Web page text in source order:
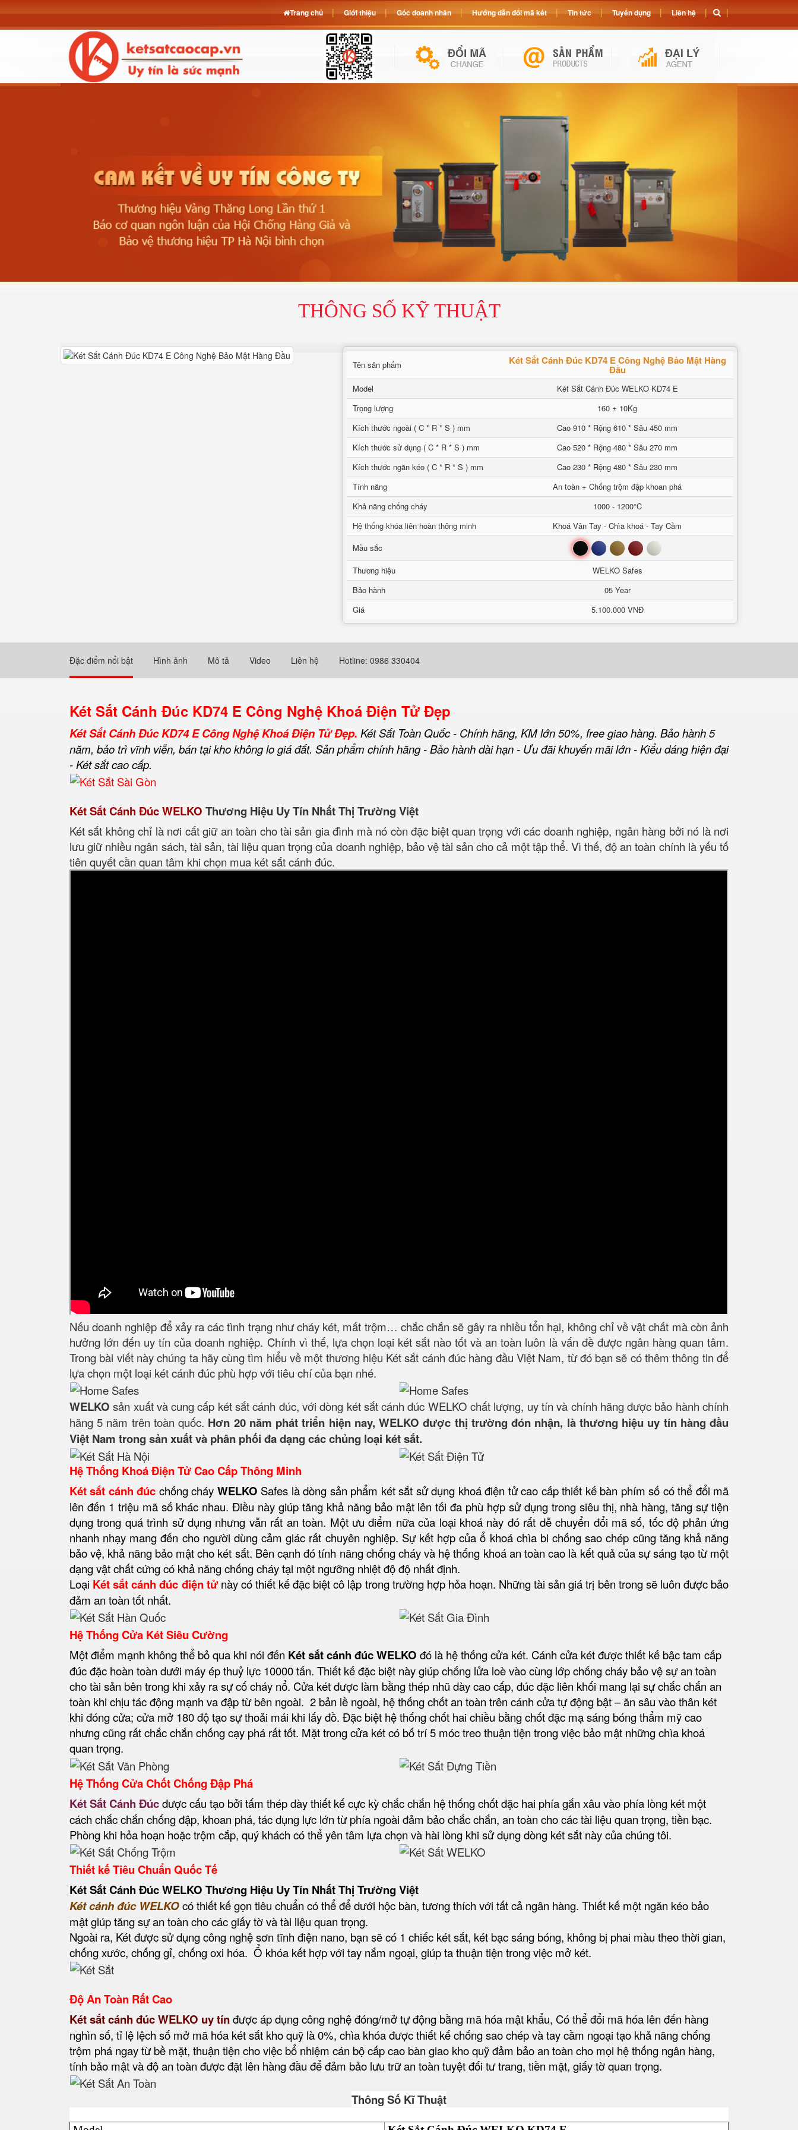
THÔNG SỐ KỸ THUẬT
Tên sản phẩm Két Sắt Cánh Đúc KD74 E Công Nghệ Bảo Mật Hàng
Đầu
Model
Két Sắt Cánh Đúc WELKO KD74 E
Trọng lượng
160 ± 10Kg
Kích thước ngoài ( C * R * S ) mm
Cao 910 * Rộng 610 * Sâu 450 mm
Kích thước sử dụng ( C * R * S ) mm
Cao 520 * Rộng 480 * Sâu 270 mm
Kích thước ngăn kéo ( C * R * S ) mm
Cao 230 * Rộng 480 * Sâu 230 mm
Tính năng
An toàn + Chống trộm đập khoan phá
Khả năng chống cháy
1000 - 1200°C
Hệ thống khóa liên hoàn thông minh
Khoá Vân Tay - Chìa khoá - Tay Cầm
Mầu sắc
Đen Xanh Nâu Đỏ Trắng
Thương hiệu
WELKO Safes
Bảo hành
05 Year
Giá
5.100.000 VNĐ
Đặc điểm nổi bật Hình ảnh Mô tả Video Liên hệ Hotline: 0986 330404
Két Sắt Cánh Đúc KD74 E Công Nghệ Khoá Điện Tử Đẹp
Két Sắt Cánh Đúc KD74 E Công Nghệ Khoá Điện Tử Đẹp. Két Sắt Toàn Quốc - Chính hãng, KM lớn 50%, free giao hàng. Bảo hành 5
năm, bảo trì vĩnh viễn, bán tại kho không lo giá đắt. Sản phẩm chính hãng - Bảo hành dài hạn - Ưu đãi khuyến mãi lớn - Kiểu dáng hiện đại
- Két sắt cao cấp.
Két Sắt Cánh Đúc WELKO Thương Hiệu Uy Tín Nhất Thị Trường Việt
Két sắt không chỉ là nơi cất giữ an toàn cho tài sản gia đình mà nó còn đặc biệt quan trọng với các doanh nghiệp, ngân hàng bởi nó là nơi
lưu giữ nhiều ngân sách, tài sản, tài liệu quan trọng của doanh nghiệp, bảo vệ tài sản cho cả một tập thể. Vì thế, độ an toàn chính là yếu tố
tiên quyết cần quan tâm khi chọn mua két sắt cánh đúc.
Nếu doanh nghiệp để xảy ra các tình trạng như cháy két, mất trộm… chắc chắn sẽ gây ra nhiều tổn hại, không chỉ về vật chất mà còn ảnh
hưởng lớn đến uy tín của doanh nghiệp. Chính vì thế, lựa chọn loại két sắt nào tốt và an toàn luôn là vấn đề được ngân hàng quan tâm.
Trong bài viết này chúng ta hãy cùng tìm hiểu về một thương hiệu Két sắt cánh đúc hàng đầu Việt Nam, từ đó bạn sẽ có thêm thông tin để
lựa chọn một loại két cánh đúc phù hợp với tiêu chí của bạn nhé.
WELKO sản xuất và cung cấp két sắt cánh đúc, với dòng két sắt cánh đúc WELKO chất lượng, uy tín và chính hãng được bảo hành chính
hãng 5 năm trên toàn quốc. Hơn 20 năm phát triển hiện nay, WELKO được thị trường đón nhận, là thương hiệu uy tín hàng đầu
Việt Nam trong sản xuất và phân phối đa dạng các chủng loại két sắt.
Hệ Thống Khoá Điện Tử Cao Cấp Thông Minh
Két sắt cánh đúc chống cháy WELKO Safes là dòng sản phẩm két sắt sử dụng khoá điện tử cao cấp thiết kế bàn phím số có thể đổi mã
lên đến 1 triệu mã số khác nhau. Điều này giúp tăng khả năng bảo mật lên tối đa phù hợp sử dụng trong siêu thị, nhà hàng, tăng sự tiện
dụng trong quá trình sử dụng nhưng vẫn rất an toàn. Một ưu điểm nữa của loại khoá này đó rất dễ chuyển đổi mã số, tốc độ phản ứng
nhanh nhạy mang đến cho người dùng cảm giác rất chuyên nghiệp. Sự kết hợp của ổ khoá chìa bi chống sao chép cũng tăng khả năng
bảo vệ, khả năng bảo mật cho két sắt. Bên cạnh đó tính năng chống cháy và hệ thống khoá an toàn cao là kết quả của sự sáng tạo từ một
dạng vật chất cứng có khả năng chống cháy tại một ngưỡng nhiệt độ độ nhất định.
Loại Két sắt cánh đúc điện tửnày có thiết kế đặc biệt cô lập trong trường hợp hỏa hoạn. Những tài sản giá trị bên trong sẽ luôn được bảo
đảm an toàn tốt nhất.
Hệ Thống Cửa Két Siêu Cường
Một điểm mạnh không thể bỏ qua khi nói đến Két sắt cánh đúc WELKO đó là hệ thống cửa két. Cánh cửa két được thiết kế bậc tam cấp
đúc đặc hoàn toàn dưới máy ép thuỷ lực 10000 tấn. Thiết kế đặc biệt này giúp chống lửa loè vào cùng lớp chống cháy bảo vệ sự an toàn
cho tài sản bên trong khi xảy ra sự cố cháy nổ. Cửa két được làm bằng thép nhũ dày cao cấp, đúc đặc liên khối mang lại sự chắc chắn an
toàn khi chịu tác động mạnh va đập từ bên ngoài. 2 bản lề ngoài, hệ thống chốt an toàn trên cánh cửa tự động bật – ăn sâu vào thân két
khi đóng cửa; cửa mở 180 độ tạo sự thoải mái khi lấy đồ. Đặc biệt hệ thống chốt hai chiều bằng chốt đặc mạ sáng bóng thẩm mỹ cao
nhưng cũng rất chắc chắn chống cạy phá rất tốt. Mặt trong cửa két có bố trí 5 móc treo thuận tiện trong việc bảo mật những chìa khoá
quan trọng.
Hệ Thống Cửa Chốt Chống Đập Phá
Két Sắt Cánh Đúcđược cấu tạo bởi tấm thép dày thiết kế cực kỳ chắc chắn hệ thống chốt đặc hai phíagắn xâu vào phía lòng két một
cách chắc chắn chống đập, khoan phá, tác dụng lực lớn từ phía ngoài đảm bảo chắc chắn, an toàn cho các tài liệu quan trọng, tiền bạc.
Phòng khi hỏa hoạn hoặc trộm cắp, quý khách có thể yên tâm lựa chọn và hài lòng khi sử dụng dòng két sắt này của chúng tôi.
Thiết kế Tiêu Chuẩn Quốc Tế
Két Sắt Cánh Đúc WELKO Thương Hiệu Uy Tín Nhất Thị Trường Việt
Két cánh đúc WELKOcó thiết kế gọn tiêu chuẩn có thể để dưới hộc bàn, tương thích với tất cả ngân hàng. Thiết kế một ngăn kéo bảo
mật giúp tăng sự an toàn cho các giấy tờ và tài liệu quan trọng.
Ngoài ra, Két được sử dụng công nghệ sơn tĩnh điện nano, bạn sẽ có 1 chiếc két sắt, két bạc sáng bóng, không bị phai màu theo thời gian,
chống xước, chống gỉ, chống oxi hóa. Ổ khóa kết hợp với tay nắm ngoại, giúp ta thuận tiện trong việc mở két.
Độ An Toàn Rất Cao
Két sắt cánh đúc WELKO uy tínđược áp dụng công nghệ đóng/mở tự động bằng mã hóa mật khẩu, Có thể đổi mã hóa lên đến hàng
nghìn số, tỉ lệ lệch số mở mã hóa két sắt kho quỹ là 0%, chìa khóa được thiết kế chống sao chép và tay cầm ngoại tạo khả năng chống
trộm phá ngay từ bề mặt, thuận tiện cho việc bổ nhiệm cán bộ cấp cao bàn giao kho quỹ đảm bảo an toàn cho mọi hệ thống ngân hàng,
tính bảo mật và độ an toàn được đặt lên hàng đầu để đảm bảo lưu trữ an toàn tuyệt đối tư trang, tiền mặt, giấy tờ quan trọng.
Thông Số Kĩ Thuật
Trang chủ Giới thiệu Góc doanh nhân Hướng dẫn đổi mã két Tin tức Tuyển dụng Liên hệ